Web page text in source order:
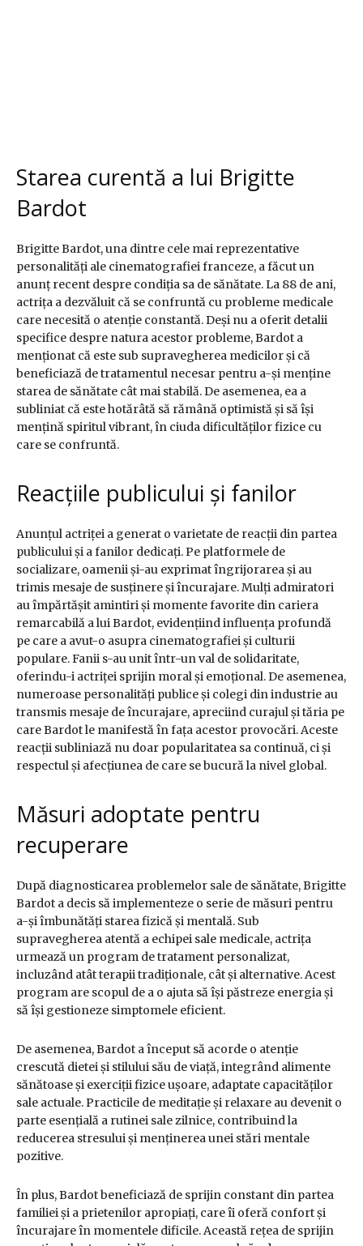
Starea curentă a lui Brigitte
Bardot
Brigitte Bardot, una dintre cele mai reprezentative
personalități ale cinematografiei franceze, a făcut un
anunț recent despre condiția sa de sănătate. La 88 de ani,
actrița a dezvăluit că se confruntă cu probleme medicale
care necesită o atenție constantă. Deși nu a oferit detalii
specifice despre natura acestor probleme, Bardot a
menționat că este sub supravegherea medicilor și că
beneficiază de tratamentul necesar pentru a-și menține
starea de sănătate cât mai stabilă. De asemenea, ea a
subliniat că este hotărâtă să rămână optimistă și să își
mențină spiritul vibrant, în ciuda dificultăților fizice cu
care se confruntă.
Reacțiile publicului și fanilor
Anunțul actriței a generat o varietate de reacții din partea
publicului și a fanilor dedicați. Pe platformele de
socializare, oamenii și-au exprimat îngrijorarea și au
trimis mesaje de susținere și încurajare. Mulți admiratori
au împărtășit amintiri și momente favorite din cariera
remarcabilă a lui Bardot, evidențiind influența profundă
pe care a avut-o asupra cinematografiei și culturii
populare. Fanii s-au unit într-un val de solidaritate,
oferindu-i actriței sprijin moral și emoțional. De asemenea,
numeroase personalități publice și colegi din industrie au
transmis mesaje de încurajare, apreciind curajul și tăria pe
care Bardot le manifestă în fața acestor provocări. Aceste
reacții subliniază nu doar popularitatea sa continuă, ci și
respectul și afecțiunea de care se bucură la nivel global.
Măsuri adoptate pentru
recuperare
După diagnosticarea problemelor sale de sănătate, Brigitte
Bardot a decis să implementeze o serie de măsuri pentru
a-și îmbunătăți starea fizică și mentală. Sub
supravegherea atentă a echipei sale medicale, actrița
urmează un program de tratament personalizat,
incluzând atât terapii tradiționale, cât și alternative. Acest
program are scopul de a o ajuta să își păstreze energia și
să își gestioneze simptomele eficient.
De asemenea, Bardot a început să acorde o atenție
crescută dietei și stilului său de viață, integrând alimente
sănătoase și exerciții fizice ușoare, adaptate capacităților
sale actuale. Practicile de meditație și relaxare au devenit o
parte esențială a rutinei sale zilnice, contribuind la
reducerea stresului și menținerea unei stări mentale
pozitive.
În plus, Bardot beneficiază de sprijin constant din partea
familiei și a prietenilor apropiați, care îi oferă confort și
încurajare în momentele dificile. Această rețea de sprijin